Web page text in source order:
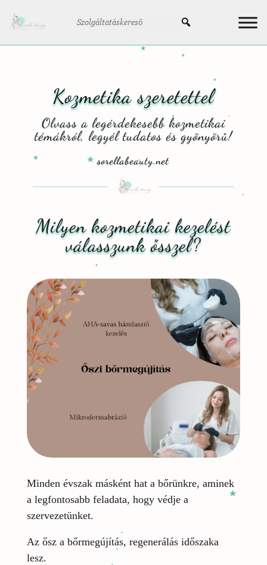
Kozmetika szeretettel
Olvass a legérdekesebb kozmetikai
témákról, legyél tudatos és gyönyörű!
sorellabeauty.net
Milyen kozmetikai kezelést
válasszunk ősszel?
Minden évszak másként hat a bőrünkre, aminek
a legfontosabb feladata, hogy védje a
szervezetünket.
Az ősz a bőrmegújítás, regenerálás időszaka
lesz.